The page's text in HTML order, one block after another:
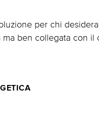
per chi
ma ben collegata con